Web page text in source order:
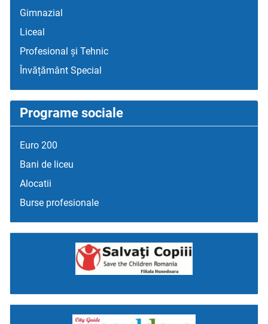
Gimnazial
Liceal
Profesional și Tehnic
Învățământ Special
Programe sociale
Euro 200
Bani de liceu
Alocatii
Burse profesionale